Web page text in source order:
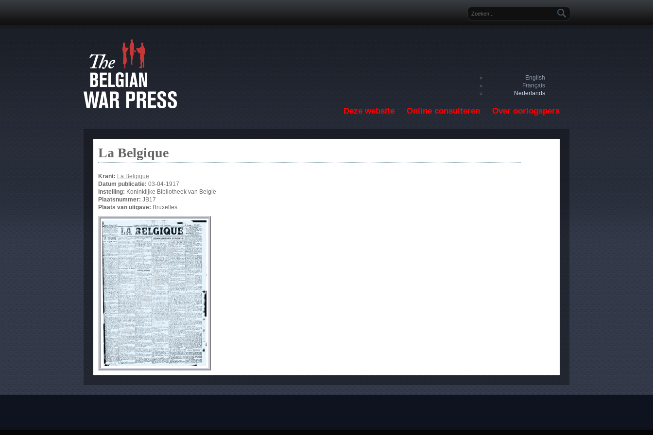
Zoekveld
English
Français
Nederlands
Deze website Online consulteren Over oorlogspers
La Belgique
Krant: La Belgique
Datum publicatie: 03-04-1917
Instelling: Koninklijke Bibliotheek van België
Plaatsnummer: JB17
Plaats van uitgave: Bruxelles